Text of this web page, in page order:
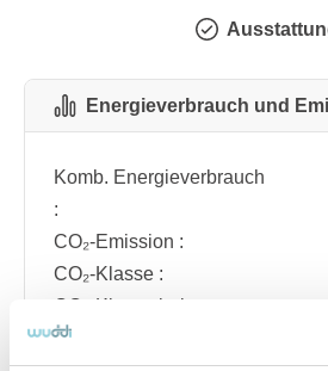
Energieverbrauch und
Komb. Energieverbrauch
:
CO₂-Emission :
CO₂-Klasse :
CO₂-Klasse bei
entladener Batterie :